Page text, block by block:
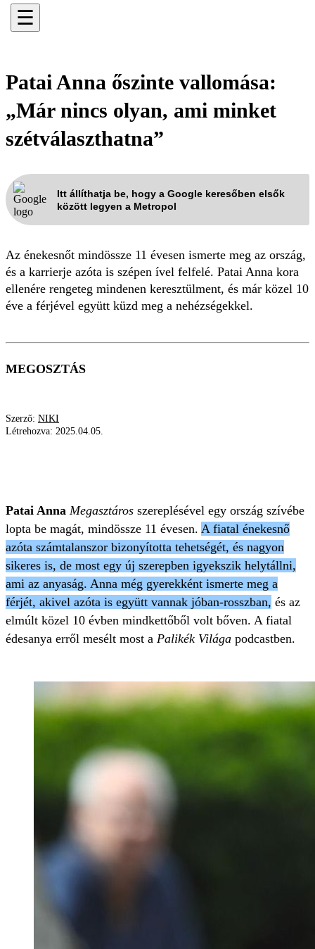
☰
Patai Anna őszinte vallomása:
„Már nincs olyan, ami minket
szétválaszthatna”
Itt állíthatja be, hogy a Google keresőben elsők
között legyen a Metropol
Az énekesnőt mindössze 11 évesen ismerte meg az ország,
és a karrierje azóta is szépen ível felfelé. Patai Anna kora
ellenére rengeteg mindenen keresztülment, és már közel 10
éve a férjével együtt küzd meg a nehézségekkel.
MEGOSZTÁS
Szerző: NIKI
Létrehozva: 2025.04.05.
Patai Anna Megasztáros szereplésével egy ország szívébe
lopta be magát, mindössze 11 évesen. A fiatal énekesnő
azóta számtalanszor bizonyította tehetségét, és nagyon
sikeres is, de most egy új szerepben igyekszik helytállni,
ami az anyaság. Anna még gyerekként ismerte meg a
férjét, akivel azóta is együtt vannak jóban-rosszban, és az
elmúlt közel 10 évben mindkettőből volt bőven. A fiatal
édesanya erről mesélt most a Palikék Világa podcastben.